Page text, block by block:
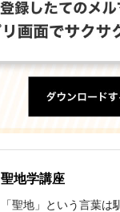
聖地学講座
「聖地」という言葉